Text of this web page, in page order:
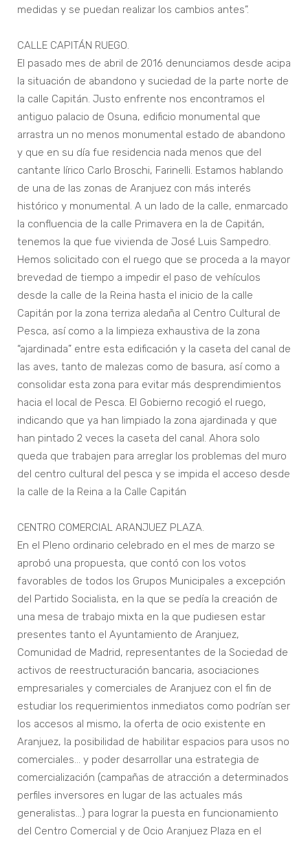
medidas y se puedan realizar los cambios antes”.
CALLE CAPITÁN RUEGO.
El pasado mes de abril de 2016 denunciamos desde acipa
la situación de abandono y suciedad de la parte norte de
la calle Capitán. Justo enfrente nos encontramos el
antiguo palacio de Osuna, edificio monumental que
arrastra un no menos monumental estado de abandono
y que en su día fue residencia nada menos que del
cantante lírico Carlo Broschi, Farinelli. Estamos hablando
de una de las zonas de Aranjuez con más interés
histórico y monumental. A un lado de la calle, enmarcado
la confluencia de la calle Primavera en la de Capitán,
tenemos la que fue vivienda de José Luis Sampedro.
Hemos solicitado con el ruego que se proceda a la mayor
brevedad de tiempo a impedir el paso de vehículos
desde la calle de la Reina hasta el inicio de la calle
Capitán por la zona terriza aledaña al Centro Cultural de
Pesca, así como a la limpieza exhaustiva de la zona
“ajardinada” entre esta edificación y la caseta del canal de
las aves, tanto de malezas como de basura, así como a
consolidar esta zona para evitar más desprendimientos
hacia el local de Pesca. El Gobierno recogió el ruego,
indicando que ya han limpiado la zona ajardinada y que
han pintado 2 veces la caseta del canal. Ahora solo
queda que trabajen para arreglar los problemas del muro
del centro cultural del pesca y se impida el acceso desde
la calle de la Reina a la Calle Capitán
CENTRO COMERCIAL ARANJUEZ PLAZA.
En el Pleno ordinario celebrado en el mes de marzo se
aprobó una propuesta, que contó con los votos
favorables de todos los Grupos Municipales a excepción
del Partido Socialista, en la que se pedía la creación de
una mesa de trabajo mixta en la que pudiesen estar
presentes tanto el Ayuntamiento de Aranjuez,
Comunidad de Madrid, representantes de la Sociedad de
activos de reestructuración bancaria, asociaciones
empresariales y comerciales de Aranjuez con el fin de
estudiar los requerimientos inmediatos como podrían ser
los accesos al mismo, la oferta de ocio existente en
Aranjuez, la posibilidad de habilitar espacios para usos no
comerciales… y poder desarrollar una estrategia de
comercialización (campañas de atracción a determinados
perfiles inversores en lugar de las actuales más
generalistas…) para lograr la puesta en funcionamiento
del Centro Comercial y de Ocio Aranjuez Plaza en el